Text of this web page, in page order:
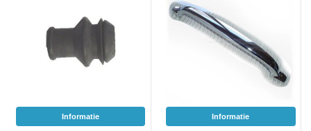
Informatie Informatie